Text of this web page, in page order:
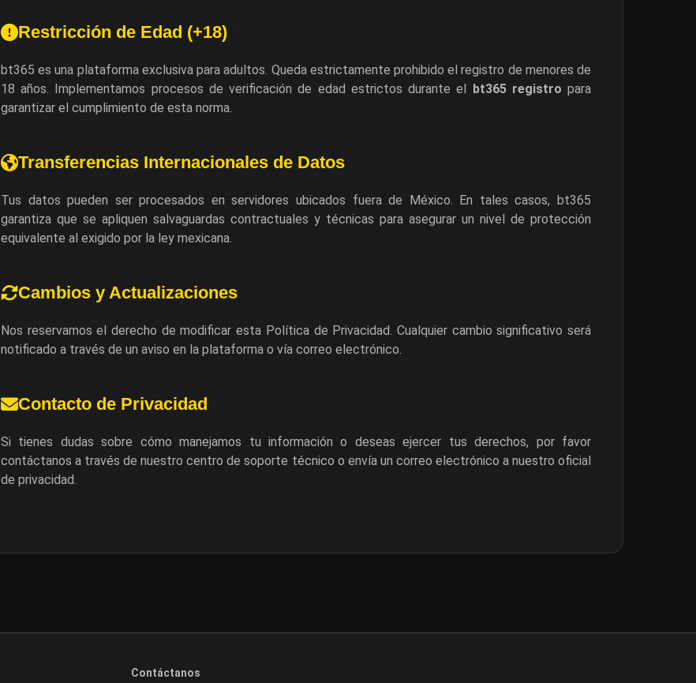
Restricción de Edad (+18)
bt365 es una plataforma exclusiva para adultos. Queda estrictamente prohibido el registro de menores de
18 años. Implementamos procesos de verificación de edad estrictos durante el bt365 registro para
garantizar el cumplimiento de esta norma.
Transferencias Internacionales de Datos
Tus datos pueden ser procesados en servidores ubicados fuera de México. En tales casos, bt365
garantiza que se apliquen salvaguardas contractuales y técnicas para asegurar un nivel de protección
equivalente al exigido por la ley mexicana.
Cambios y Actualizaciones
Nos reservamos el derecho de modificar esta Política de Privacidad. Cualquier cambio significativo será
notificado a través de un aviso en la plataforma o vía correo electrónico.
Contacto de Privacidad
Si tienes dudas sobre cómo manejamos tu información o deseas ejercer tus derechos, por favor
contáctanos a través de nuestro centro de soporte técnico o envía un correo electrónico a nuestro oficial
de privacidad.
Contáctanos